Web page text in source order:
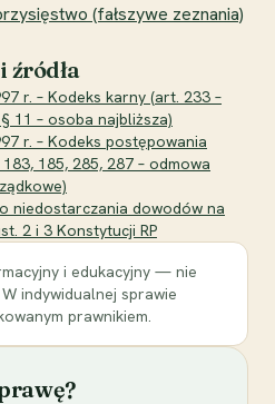
(fałszywe zeznania)
źródła
r. – Kodeks karny (art. 233 –
11 – osoba najbliższa)
r. – Kodeks postępowania
185, 285, 287 – odmowa
niedostarczania dowodów na
2 i 3 Konstytucji RP
i edukacyjny — nie
indywidualnej sprawie
prawnikiem.